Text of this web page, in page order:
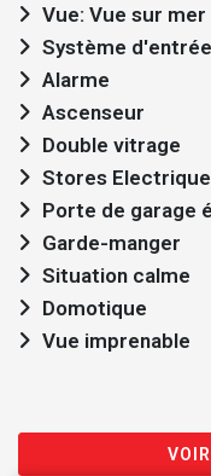
Vue: Vue sur mer
Système
Alarme
Ascenseur
Double vitrage
Stores
Porte de garage
Garde-manger
Situation calme
Domotique
Vue imprenable